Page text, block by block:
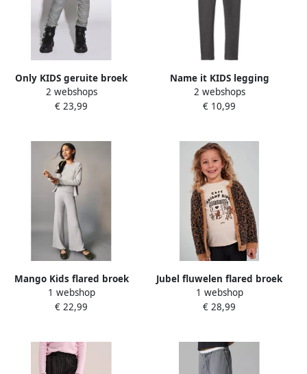
Only KIDS geruite broek
Pop grijs melange zwart wit
Meisjes Polyester Ruit 140
2 webshops
€ 23,99
Name it KIDS legging
NKFVIVIAN donkergrijs
melange Meisjes
2 webshops
€ 10,99
Mango Kids flared broek
grijs
1 webshop
€ 22,99
Jubel fluwelen flared broek
City Chic antraciet
1 webshop
€ 28,99